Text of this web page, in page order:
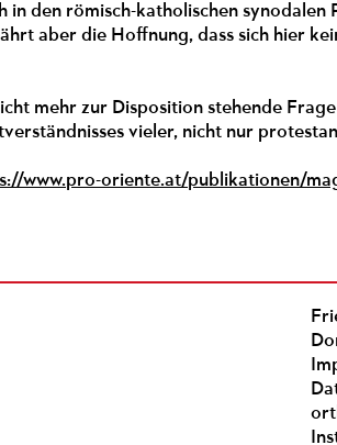
in den römisch-katholischen
aber die Hoffnung, dass sich hier
mehr zur Disposition stehende
vieler, nicht nur
www.pro-oriente.at/publikationen/